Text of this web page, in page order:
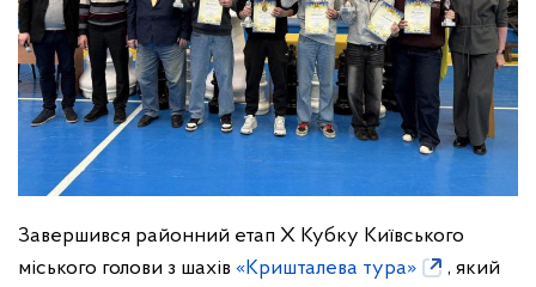
Завершився районний етап Х Кубку Київського
міського голови з шахів «Кришталева тура»
, який